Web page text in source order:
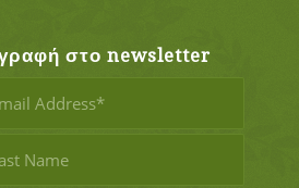
στο newsletter